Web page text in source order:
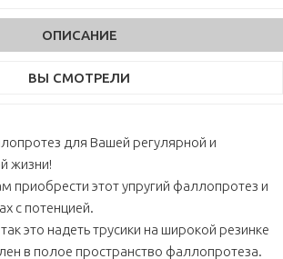
ОПИСАНИЕ
ВЫ СМОТРЕЛИ
для Вашей регулярной и
жизни!
приобрести этот упругий фаллопротез и
с потенцией.
это надеть трусики на широкой резинке
в полое пространство фаллопротеза.